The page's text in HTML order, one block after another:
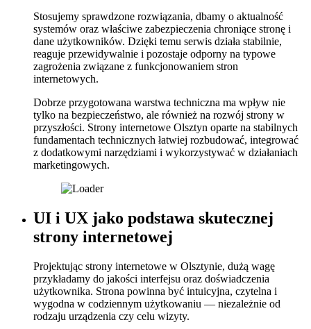
Stosujemy sprawdzone rozwiązania, dbamy o aktualność
systemów oraz właściwe zabezpieczenia chroniące stronę i
dane użytkowników. Dzięki temu serwis działa stabilnie,
reaguje przewidywalnie i pozostaje odporny na typowe
zagrożenia związane z funkcjonowaniem stron
internetowych.
Dobrze przygotowana warstwa techniczna ma wpływ nie
tylko na bezpieczeństwo, ale również na rozwój strony w
przyszłości. Strony internetowe Olsztyn oparte na stabilnych
fundamentach technicznych łatwiej rozbudować, integrować
z dodatkowymi narzędziami i wykorzystywać w działaniach
marketingowych.
UI i UX jako podstawa skutecznej
strony internetowej
Projektując strony internetowe w Olsztynie, dużą wagę
przykładamy do jakości interfejsu oraz doświadczenia
użytkownika. Strona powinna być intuicyjna, czytelna i
wygodna w codziennym użytkowaniu — niezależnie od
rodzaju urządzenia czy celu wizyty.